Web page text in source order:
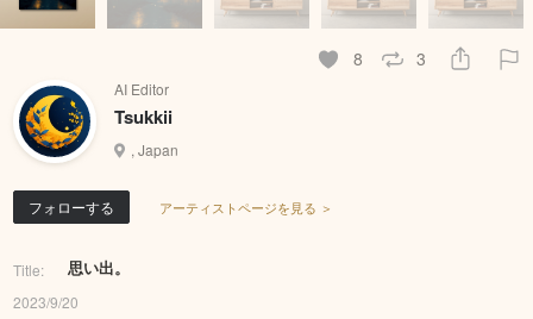
8 3
AI Editor
Tsukkii
, Japan
フォローする アーティストページを見る ＞
Title: 思い出。
2023/9/20